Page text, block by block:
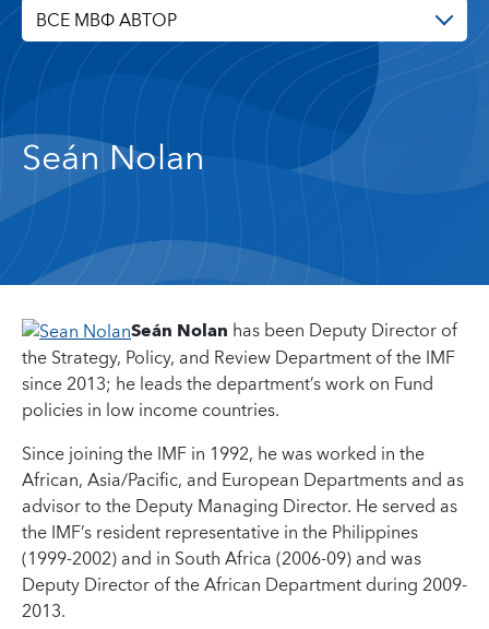
ВСЕ МВФ АВТОР
Seán Nolan
Seán Nolan has been Deputy Director of
the Strategy, Policy, and Review Department of the IMF
since 2013; he leads the department’s work on Fund
policies in low income countries.
Since joining the IMF in 1992, he was worked in the
African, Asia/Pacific, and European Departments and as
advisor to the Deputy Managing Director. He served as
the IMF’s resident representative in the Philippines
(1999-2002) and in South Africa (2006-09) and was
Deputy Director of the African Department during 2009-
2013.